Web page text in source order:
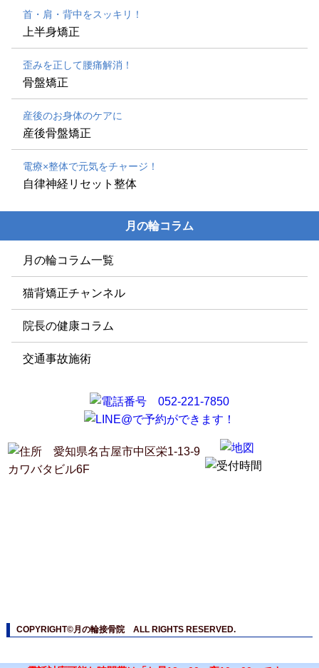
首・肩・背中をスッキリ！
上半身矯正
歪みを正して腰痛解消！
骨盤矯正
産後のお身体のケアに
産後骨盤矯正
電療×整体で元気をチャージ！
自律神経リセット整体
月の輪コラム
月の輪コラム一覧
猫背矯正チャンネル
院長の健康コラム
交通事故施術
COPYRIGHT©月の輪接骨院 ALL RIGHTS RESERVED.